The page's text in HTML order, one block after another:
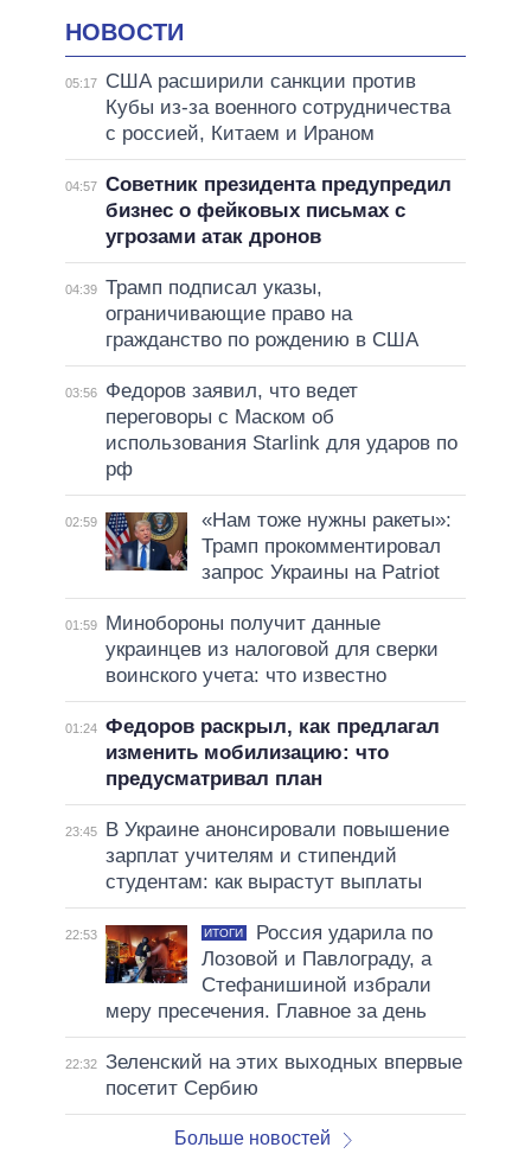
НОВОСТИ
05:17
США расширили санкции против
Кубы из-за военного сотрудничества
с россией, Китаем и Ираном
04:57 Советник президента предупредил
бизнес о фейковых письмах с
угрозами атак дронов
04:39 Трамп подписал указы,
ограничивающие право на
гражданство по рождению в США
03:56
Федоров заявил, что ведет
переговоры с Маском об
использования Starlink для ударов по
рф
02:59
«Нам тоже нужны ракеты»:
Трамп прокомментировал
запрос Украины на Patriot
01:59
Минобороны получит данные
украинцев из налоговой для сверки
воинского учета: что известно
01:24 Федоров раскрыл, как предлагал
изменить мобилизацию: что
предусматривал план
23:45
В Украине анонсировали повышение
зарплат учителям и стипендий
студентам: как вырастут выплаты
22:53 ИТОГИ
Россия ударила по
Лозовой и Павлограду, а
Стефанишиной избрали
меру пресечения. Главное за день
22:32 Зеленский на этих выходных впервые
посетит Сербию
Больше новостей